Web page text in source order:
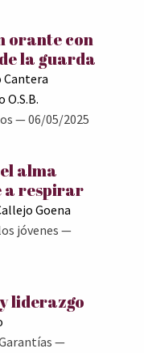
orante con
la guarda
Cantera
— 06/05/2025
alma
a respirar
Goena
jóvenes —
liderazgo
—